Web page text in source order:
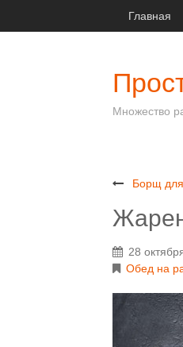
Главная
Множество
Борщ для
28
Обед на